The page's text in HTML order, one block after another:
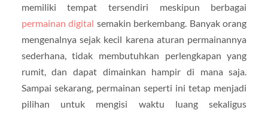
memiliki tempat tersendiri meskipun berbagai
permainan digital semakin berkembang. Banyak orang
mengenalnya sejak kecil karena aturan permainannya
sederhana, tidak membutuhkan perlengkapan yang
rumit, dan dapat dimainkan hampir di mana saja.
Sampai sekarang, permainan seperti ini tetap menjadi
pilihan untuk mengisi waktu luang sekaligus